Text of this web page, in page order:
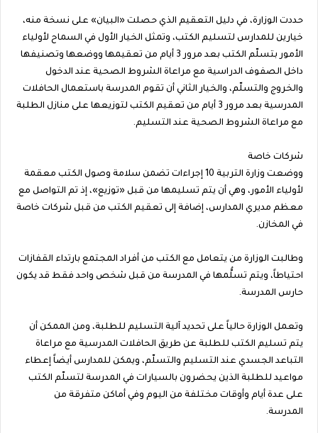
حددت الوزارة، في دليل التعقيم الذي حصلت «البيان» على نسخة منه،
‏خيارين للمدارس لتسليم الكتب، وتمثل الخيار الأول في السماح لأولياء
الأمور بتسلّم الكتب بعد مرور 3 أيام من تعقيمها ووضعها وتصنيفها
داخل الصفوف الدراسية مع مراعاة الشروط الصحية عند الدخول
والخروج والتسلّم، والخيار الثاني أن تقوم المدرسة باستعمال الحافلات
المدرسية بعد مرور 3 أيام من تعقيم الكتب لتوزيعها على منازل الطلبة
مع مراعاة الشروط الصحية عند التسليم.
شركات خاصة
ووضعت وزارة التربية 10 إجراءات تضمن سلامة وصول الكتب معقمة
لأولياء الأمور، وهي أن يتم تسليمها من قبل «توزيع»، إذ تم التواصل مع
معظم مديري المدارس، إضافة إلى تعقيم الكتب من قبل شركات خاصة
في المخازن.
وطالبت الوزارة من يتعامل مع الكتب من أفراد المجتمع بارتداء القفازات
احتياطاً، ويتم تسلُّمها في المدرسة من قبل شخص واحد فقط قد يكون
حارس المدرسة.
وتعمل الوزارة حالياً على تحديد آلية التسليم للطلبة، ومن الممكن أن
يتم تسليم الكتب للطلبة عن طريق الحافلات المدرسية مع مراعاة
التباعد الجسدي عند التسليم والتسلّم، ويمكن للمدارس أيضاً إعطاء
مواعيد للطلبة الذين يحضرون بالسيارات في المدرسة لتسلّم الكتب
على عدة أيام وأوقات مختلفة من اليوم وفي أماكن متفرقة من
المدرسة.